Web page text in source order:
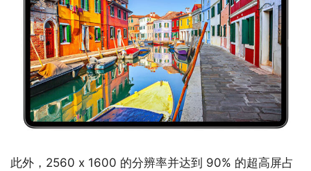
此外，2560 x 1600 的分辨率并达到 90% 的超高屏占